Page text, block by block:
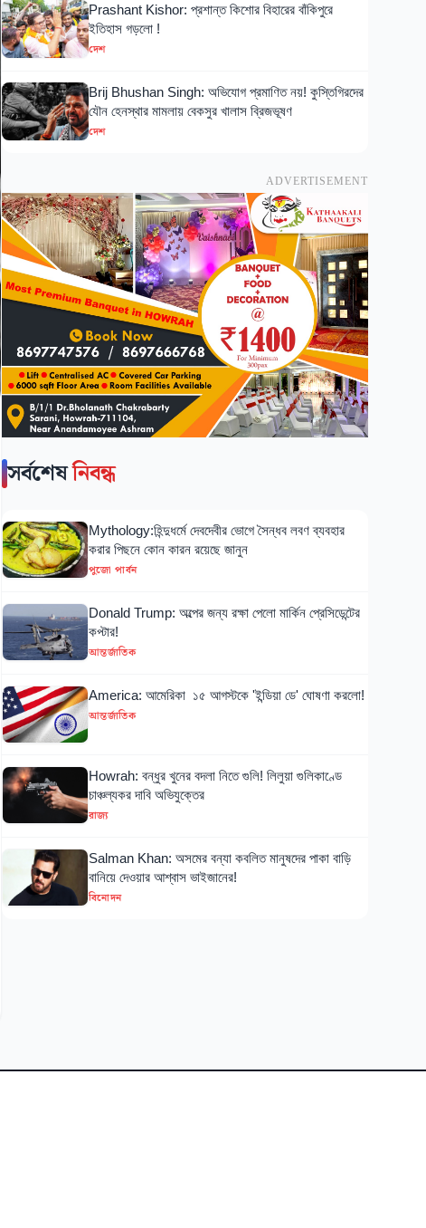
Prashant Kishor: প্রশান্ত কিশোর বিহারের বাঁকিপুরে
ইতিহাস গড়লো !
দেশ
Brij Bhushan Singh: অভিযোগ প্রমাণিত নয়! কুস্তিগিরদের
যৌন হেনস্থার মামলায় বেকসুর খালাস ব্রিজভূষণ
দেশ
ADVERTISEMENT
সর্বশেষনিবন্ধ
Mythology:হিন্দুধর্মে দেবদেবীর ভোগে সৈন্ধব লবণ ব্যবহার
করার পিছনে কোন কারন রয়েছে জানুন
পুজো পার্বন
Donald Trump: অল্পের জন্য রক্ষা পেলো মার্কিন প্রেসিডেন্টের
কপ্টার!
আন্তর্জাতিক
America: আমেরিকা ১৫ আগস্টকে 'ইন্ডিয়া ডে' ঘোষণা করলো!
আন্তর্জাতিক
Howrah: বন্ধুর খুনের বদলা নিতে গুলি! লিলুয়া গুলিকাণ্ডে
চাঞ্চল্যকর দাবি অভিযুক্তের
রাজ্য
Salman Khan: অসমের বন্যা কবলিত মানুষদের পাকা বাড়ি
বানিয়ে দেওয়ার আশ্বাস ভাইজানের!
বিনোদন